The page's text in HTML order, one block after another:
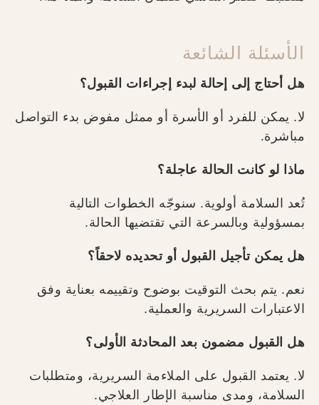
الأسئلة الشائعة
هل أحتاج إلى إحالة لبدء إجراءات القبول؟
لا. يمكن للفرد أو الأسرة أو ممثل مفوض بدء التواصل
مباشرة.
ماذا لو كانت الحالة عاجلة؟
تُعد السلامة أولوية. سنوجّه الخطوات التالية
بمسؤولية وبالسرعة التي تقتضيها الحالة.
هل يمكن تأجيل القبول أو تحديده لاحقاً؟
نعم. يتم بحث التوقيت بوضوح وتقييمه بعناية وفق
الاعتبارات السريرية والعملية.
هل القبول مضمون بعد المحادثة الأولى؟
لا. يعتمد القبول على الملاءمة السريرية، ومتطلبات
السلامة، ومدى مناسبة الإطار العلاجي.